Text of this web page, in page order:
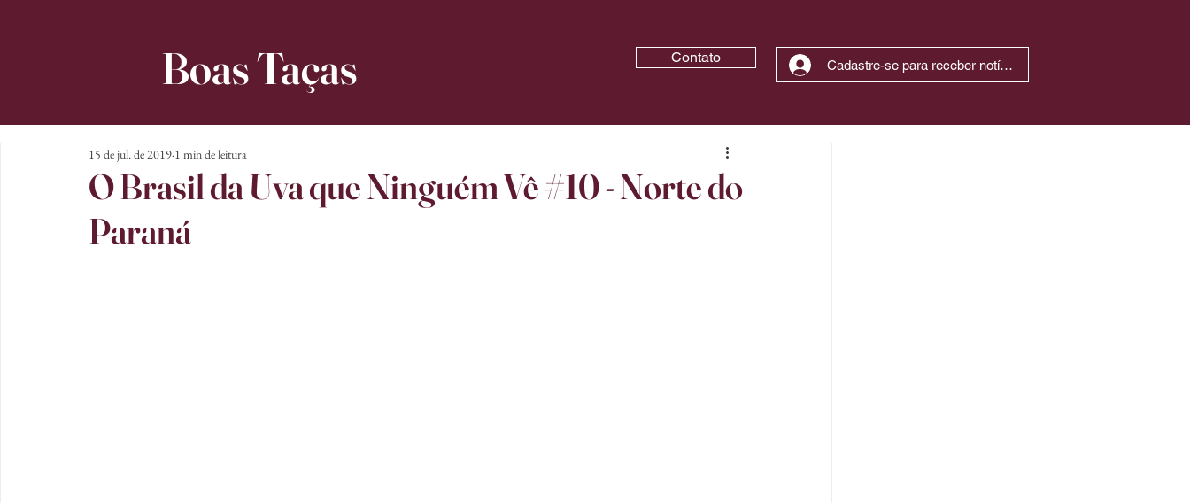
Boas Taças Contato Cadastre-se para receber notícias
O Brasil da Uva que Ninguém Vê #10 - Norte do
Paraná
15 de jul. de 2019 1 min de leitura